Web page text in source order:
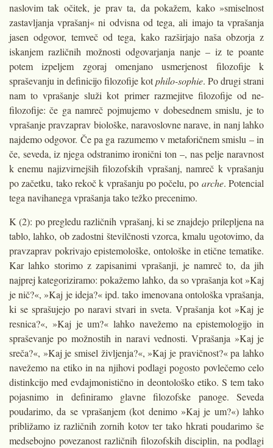
naslovim tak očitek, je prav ta, da pokažem, kako »smiselnost
zastavljanja vprašanj« ni odvisna od tega, ali imajo ta vprašanja
jasen odgovor, temveč od tega, kako razširjajo naša obzorja z
iskanjem različnih možnosti odgovarjanja nanje – iz te poante
potem izpeljem zgoraj omenjano usmerjenost filozofije k
spraševanju in definicijo filozofije kotphilo-sophie. Po drugi strani
nam to vprašanje služi kot primer razmejitve filozofije od ne-
filozofije: če ga namreč pojmujemo v dobesednem smislu, je to
vprašanje pravzaprav biološke, naravoslovne narave, in nanj lahko
najdemo odgovor. Če pa ga razumemo v metaforičnem smislu – in
če, seveda, iz njega odstranimo ironični ton –, nas pelje naravnost
k enemu najizvirnejših filozofskih vprašanj, namreč k vprašanju
po začetku, tako rekoč k vprašanju po počelu, po arche. Potencial
tega navihanega vprašanja tako težko precenimo.
K (2): po pregledu različnih vprašanj, ki se znajdejo prilepljena na
tablo, lahko, ob zadostni številčnosti vzorca, kmalu ugotovimo, da
pravzaprav pokrivajo epistemološke, ontološke in etične tematike.
Kar lahko storimo z zapisanimi vprašanji, je namreč to, da jih
najprej kategoriziramo: pokažemo lahko, da so vprašanja kot »Kaj
je nič?«, »Kaj je ideja?« ipd. tako imenovana ontološka vprašanja,
ki se sprašujejo po naravi stvari in sveta. Vprašanja kot »Kaj je
resnica?«, »Kaj je um?« lahko navežemo na epistemologijo in
spraševanje po možnostih in naravi vednosti. Vprašanja »Kaj je
sreča?«, »Kaj je smisel življenja?«, »Kaj je pravičnost?« pa lahko
navežemo na etiko in na njihovi podlagi pogosto povlečemo celo
distinkcijo med evdajmonistično in deontološko etiko. S tem tako
pojasnimo in definiramo glavne filozofske panoge. Seveda
poudarimo, da se vprašanjem (kot denimo »Kaj je um?«) lahko
približamo iz različnih zornih kotov ter tako hkrati poudarimo še
medsebojno povezanost različnih filozofskih disciplin, na podlagi